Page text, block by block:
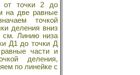
от точки 2 до
на две равные
точкой
деления вниз
см. Линию низа
Д1 до точки Д
части и
деления,
по линейке с